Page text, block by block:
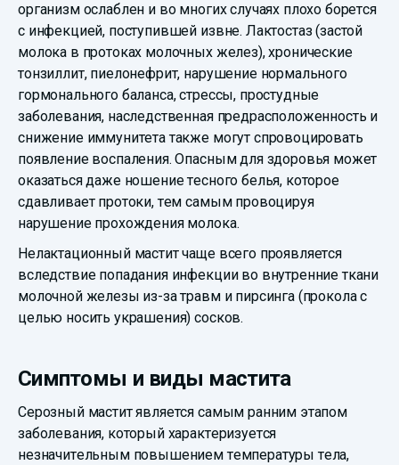
организм ослаблен и во многих случаях плохо борется
с инфекцией, поступившей извне. Лактостаз (застой
молока в протоках молочных желез), хронические
тонзиллит, пиелонефрит, нарушение нормального
гормонального баланса, стрессы, простудные
заболевания, наследственная предрасположенность и
снижение иммунитета также могут спровоцировать
появление воспаления. Опасным для здоровья может
оказаться даже ношение тесного белья, которое
сдавливает протоки, тем самым провоцируя
нарушение прохождения молока.
Нелактационный мастит чаще всего проявляется
вследствие попадания инфекции во внутренние ткани
молочной железы из-за травм и пирсинга (прокола с
целью носить украшения) сосков.
Симптомы и виды мастита
Серозный мастит является самым ранним этапом
заболевания, который характеризуется
незначительным повышением температуры тела,